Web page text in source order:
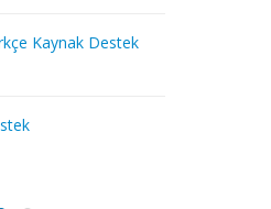
Kaynak Destek